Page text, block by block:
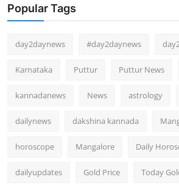
Popular Tags
day2daynews #day2daynews
Karnataka Puttur Puttur News
kannadanews News astrology
dailynews dakshina kannada
horoscope Mangalore Daily
dailyupdates Gold Price Today